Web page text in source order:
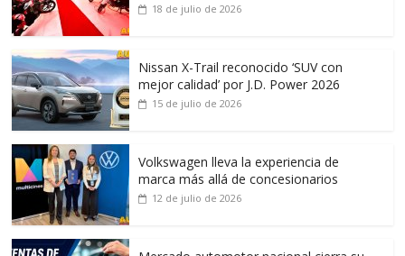
18 de julio de 2026
Nissan X-Trail reconocido ‘SUV con
mejor calidad’ por J.D. Power 2026
15 de julio de 2026
Volkswagen lleva la experiencia de
marca más allá de concesionarios
12 de julio de 2026